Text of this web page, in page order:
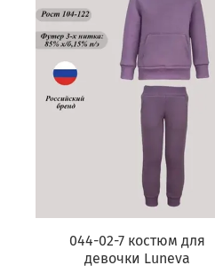
044-02-7 костюм для
девочки Luneva